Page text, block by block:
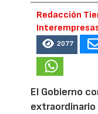
Redacción
2077
El Gobierno
extraordinario